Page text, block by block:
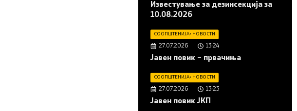
Известување за дезинсекција за
10.08.2026
СООПШТЕНИЈА• НОВОСТИ
27.07.2026 13:24
Јавен повик – првачиња
СООПШТЕНИЈА• НОВОСТИ
27.07.2026 13:23
Јавен повик ЈКП